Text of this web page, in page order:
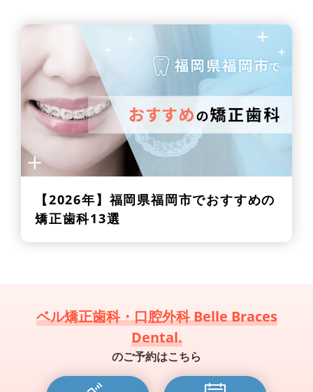
【2026年】 福岡県福岡市でおすすめの
矯正歯科13選
ベル矯正歯科・口腔外科 Belle Braces
Dental.
のご予約はこちら